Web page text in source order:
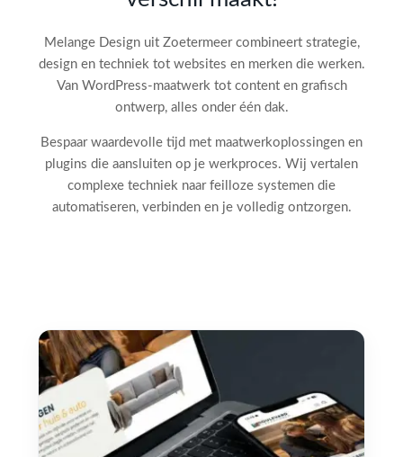
Melange Design uit Zoetermeer combineert strategie,
design en techniek tot websites en merken die werken.
Van WordPress-maatwerk tot content en grafisch
ontwerp, alles onder één dak.
Bespaar waardevolle tijd met maatwerkoplossingen en
plugins die aansluiten op je werkproces. Wij vertalen
complexe techniek naar feilloze systemen die
automatiseren, verbinden en je volledig ontzorgen.